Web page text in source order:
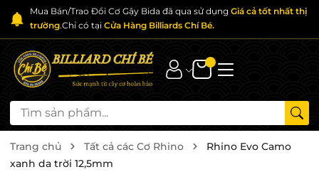
Mua Bán/Trao Đổi Cơ Gậy Bida đã qua sử dụng Giá cả tốt nhất thị
trường.Chỉ có tại Cửa Hàng Billiards Chí Bé.
Trang chủ Tất cả các Cơ Rhino
Rhino Evo Camo
xanh da trời 12,5mm